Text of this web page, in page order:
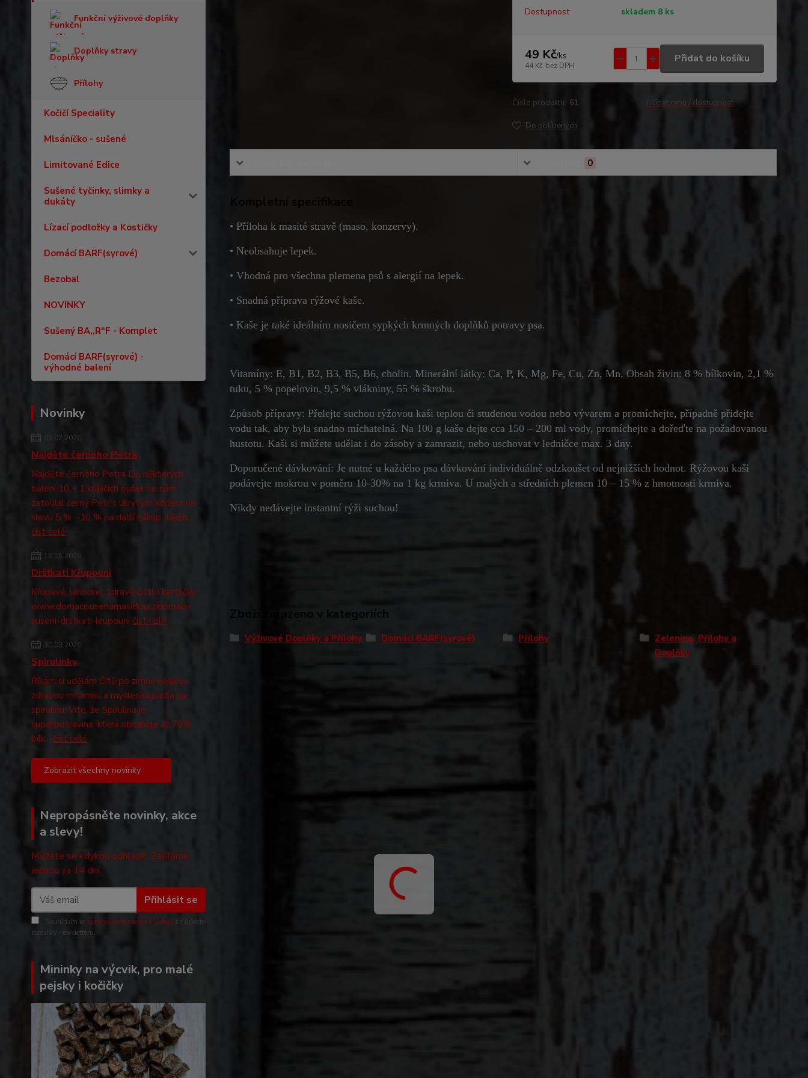
Funkční výživové doplňky
Doplňky stravy
Přílohy
Kočičí Speciality
Mlsáníčko - sušené
Limitované Edice
Sušené tyčinky, slimky a
dukáty
Lízací podložky a Kostičky
Domácí BARF(syrové)
Bezobal
NOVINKY
Sušený BA,,R“F - Komplet
Domácí BARF(syrové) -
výhodné balení
Novinky
03.07.2026
Najděte černého Petra
Najděte černého Petra Do některých
balení 10 + 1 králičích oušek se nám
zatoulal černý Petr s ukrytým kódem na
slevu 5 % -10 % na další nákup. Jakéh...
číst celé
16.05.2026
Dršťkatí Křupouni
Křupavé, lahodné, zdravé čistící kartáčky
www.domacisusenamasicka.cz/domaci-
suseni-drstkati-krupouni číst celé
30.03.2026
Spirulinky
Říkám si udělám Čitě po zimně nějakou
zdravou mňamku a myšlenka padla na
spirulinu. Víte, že Spirulina je
superpotravina, která obsahuje až 70%
bílk... číst celé
Zobrazit všechny novinky
Nepropásněte novinky, akce
a slevy!
Můžete se kdykoli odhlásit. Zasíláme
jednou za 14 dní.
Přihlásit se
Souhlasím se zpracováním osobních údajů za účelem
rozesílky newsletteru.
Mininky na výcvik, pro malé
pejsky i kočičky
Dostupnost skladem 8 ks
49 Kč/ks
44 Kč bez DPH
Přidat do košíku
Číslo produktu: 61 Hlídat cenu / dostupnost
Do oblíbených
0
• Příloha k masité stravě (maso, konzervy).
• Neobsahuje lepek.
• Vhodná pro všechna plemena psů s alergií na lepek.
• Snadná příprava rýžové kaše.
• Kaše je také ideálním nosičem sypkých krmných doplňků potravy psa.
Vitamíny: E, B1, B2, B3, B5, B6, cholin. Minerální látky: Ca, P, K, Mg, Fe, Cu, Zn, Mn. Obsah živin: 8 % bílkovin, 2,1 %
tuku, 5 % popelovin, 9,5 % vlákniny, 55 % škrobu.
Způsob přípravy: Přelejte suchou rýžovou kaši teplou či studenou vodou nebo vývarem a promíchejte, případně přidejte
vodu tak, aby byla snadno míchatelná. Na 100 g kaše dejte cca 150 – 200 ml vody, promíchejte a dořeďte na požadovanou
hustotu. Kaši si můžete udělat i do zásoby a zamrazit, nebo uschovat v ledničce max. 3 dny.
Doporučené dávkování: Je nutné u každého psa dávkování individuálně odzkoušet od nejnižších hodnot. Rýžovou kaši
podávejte mokrou v poměru 10-30% na 1 kg krmiva. U malých a středních plemen 10 – 15 % z hmotnosti krmiva.
Nikdy nedávejte instantní rýži suchou!
Zboží zařazeno v kategoriích
Výživové Doplňky a Přílohy Domácí BARF(syrové) Přílohy
Zelenina, Přílohy a
Doplňky